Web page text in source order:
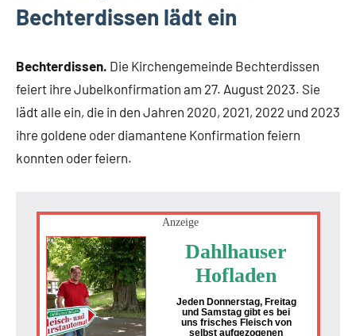
Bechterdissen lädt ein
Bechterdissen. Die Kirchengemeinde Bechterdissen
feiert ihre Jubelkonfirmation am 27. August 2023. Sie
lädt alle ein, die in den Jahren 2020, 2021, 2022 und 2023
ihre goldene oder diamantene Konfirmation feiern
konnten oder feiern.
Anzeige
Dahlhauser
Hofladen
Jeden Donnerstag, Freitag
und Samstag gibt es bei
uns frisches Fleisch von
selbst aufgezogenen